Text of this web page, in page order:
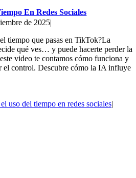
En Redes Sociales
de 2025|
tiempo que pasas en TikTok?La
qué ves… y puede hacerte perder la
video te contamos cómo funciona y
el control. Descubre cómo la IA influye
uso del tiempo en redes sociales|